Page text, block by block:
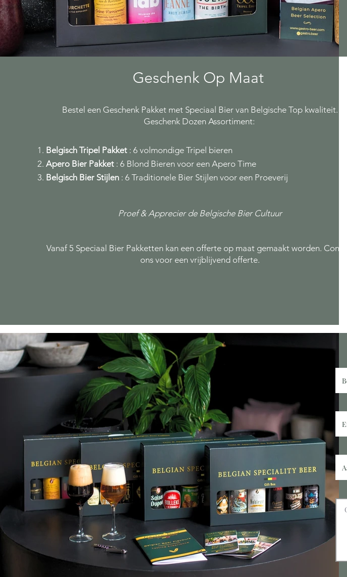
Geschenk Op Maat
Bestel een Geschenk Pakket met Speciaal Bier van Belgische Top kwaliteit.
Geschenk Dozen Assortiment:
Belgisch Tripel Pakket : 6 volmondige Tripel bieren
Apero Bier Pakket : 6 Blond Bieren voor een Apero Time
Belgisch Bier Stijlen : 6 Traditionele Bier Stijlen voor een Proeverij
Proef & Apprecier de Belgische Bier Cultuur
Vanaf 5 Speciaal Bier Pakketten kan een offerte op maat gemaakt worden.
ons voor een vrijblijvend offerte.